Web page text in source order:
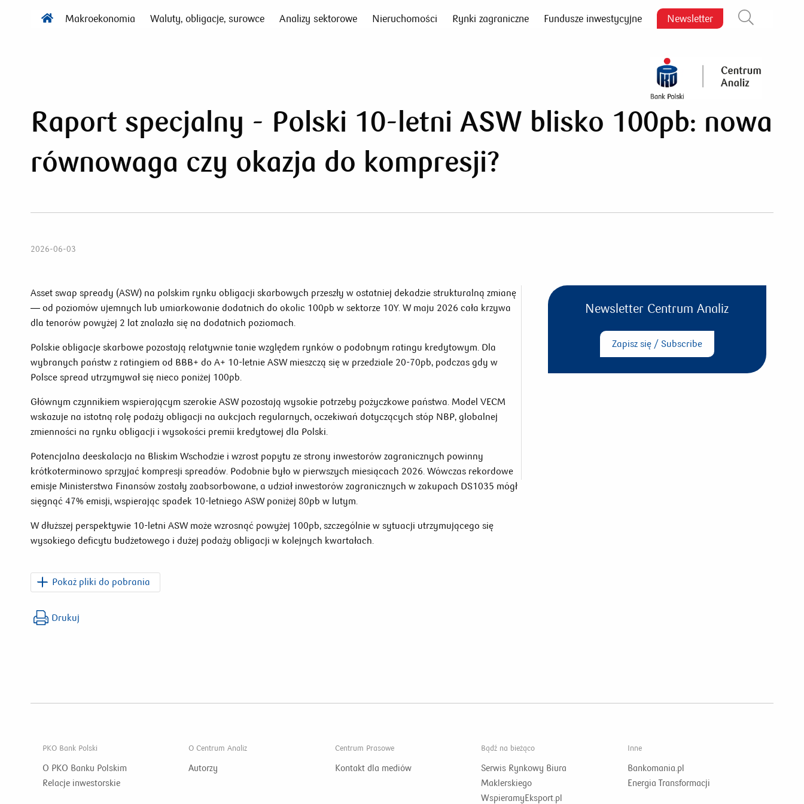
Makroekonomia Waluty, obligacje, surowce Analizy sektorowe Nieruchomości Rynki zagraniczne Fundusze inwestycyjne Newsletter
Raport specjalny - Polski 10-letni ASW blisko 100pb: nowa
równowaga czy okazja do kompresji?
2026-06-03
Asset swap spready (ASW) na polskim rynku obligacji skarbowych przeszły w ostatniej dekadzie strukturalną zmianę
— od poziomów ujemnych lub umiarkowanie dodatnich do okolic 100pb w sektorze 10Y. W maju 2026 cała krzywa
dla tenorów powyżej 2 lat znalazła się na dodatnich poziomach.
Polskie obligacje skarbowe pozostają relatywnie tanie względem rynków o podobnym ratingu kredytowym. Dla
wybranych państw z ratingiem od BBB+ do A+ 10-letnie ASW mieszczą się w przedziale 20-70pb, podczas gdy w
Polsce spread utrzymywał się nieco poniżej 100pb.
Głównym czynnikiem wspierającym szerokie ASW pozostają wysokie potrzeby pożyczkowe państwa. Model VECM
wskazuje na istotną rolę podaży obligacji na aukcjach regularnych, oczekiwań dotyczących stóp NBP, globalnej
zmienności na rynku obligacji i wysokości premii kredytowej dla Polski.
Potencjalna deeskalacja na Bliskim Wschodzie i wzrost popytu ze strony inwestorów zagranicznych powinny
krótkoterminowo sprzyjać kompresji spreadów. Podobnie było w pierwszych miesiącach 2026. Wówczas rekordowe
emisje Ministerstwa Finansów zostały zaabsorbowane, a udział inwestorów zagranicznych w zakupach DS1035 mógł
sięgnąć 47% emisji, wspierając spadek 10-letniego ASW poniżej 80pb w lutym.
W dłuższej perspektywie 10-letni ASW może wzrosnąć powyżej 100pb, szczególnie w sytuacji utrzymującego się
wysokiego deficytu budżetowego i dużej podaży obligacji w kolejnych kwartałach.
Pokaż pliki do pobrania
PKO_Raport_Specjalny_2026_06_03.pdf
Drukuj
Newsletter Centrum Analiz
Zapisz się / Subscribe
PKO Bank Polski
O PKO Banku Polskim
Relacje inwestorskie
O Centrum Analiz
Autorzy
Centrum Prasowe
Kontakt dla mediów
Bądź na bieżąco
Serwis Rynkowy Biura
Maklerskiego
WspieramyEksport.pl
Inne
Bankomania.pl
Energia Transformacji